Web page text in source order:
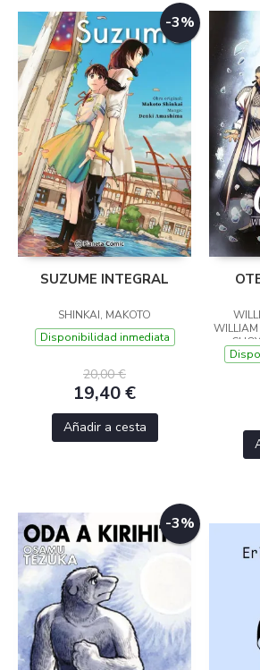
-3%
SUZUME INTEGRAL
SHINKAI, MAKOTO
Disponibilidad inmediata
20,00 €
19,40 €
Añadir a cesta
WILLIAM
-3%